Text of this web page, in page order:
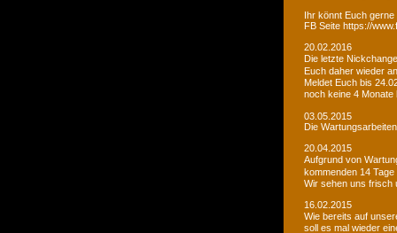
Ihr könnt Euch
FB Seite https://
20.02.2016
Die letzte
Euch daher wieder
Meldet Euch bis
noch keine 4
03.05.2015
Die
20.04.2015
Aufgrund von
kommenden 14
Wir sehen uns frisch
16.02.2015
Wie bereits auf
soll es mal wieder